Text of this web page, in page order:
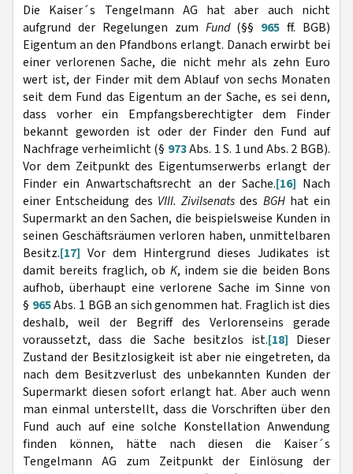
Die Kaiser´s Tengelmann AG hat aber auch nicht
aufgrund der Regelungen zum Fund(§§ 965 ff. BGB)
Eigentum an den Pfandbons erlangt. Danach erwirbt bei
einer verlorenen Sache, die nicht mehr als zehn Euro
wert ist, der Finder mit dem Ablauf von sechs Monaten
seit dem Fund das Eigentum an der Sache, es sei denn,
dass vorher ein Empfangsberechtigter dem Finder
bekannt geworden ist oder der Finder den Fund auf
Nachfrage verheimlicht (§ 973Abs. 1 S. 1 und Abs. 2 BGB).
Vor dem Zeitpunkt des Eigentumserwerbs erlangt der
Finder ein Anwartschaftsrecht an der Sache.[16] Nach
einer Entscheidung des VIII. Zivilsenatsdes BGHhat ein
Supermarkt an den Sachen, die beispielsweise Kunden in
seinen Geschäftsräumen verloren haben, unmittelbaren
Besitz.[17] Vor dem Hintergrund dieses Judikates ist
damit bereits fraglich, ob K, indem sie die beiden Bons
aufhob, überhaupt eine verlorene Sache im Sinne von
§ 965Abs. 1 BGB an sich genommen hat. Fraglich ist dies
deshalb, weil der Begriff des Verlorenseins gerade
voraussetzt, dass die Sache besitzlos ist.[18] Dieser
Zustand der Besitzlosigkeit ist aber nie eingetreten, da
nach dem Besitzverlust des unbekannten Kunden der
Supermarkt diesen sofort erlangt hat. Aber auch wenn
man einmal unterstellt, dass die Vorschriften über den
Fund auch auf eine solche Konstellation Anwendung
finden können, hätte nach diesen die Kaiser´s
Tengelmann AG zum Zeitpunkt der Einlösung der